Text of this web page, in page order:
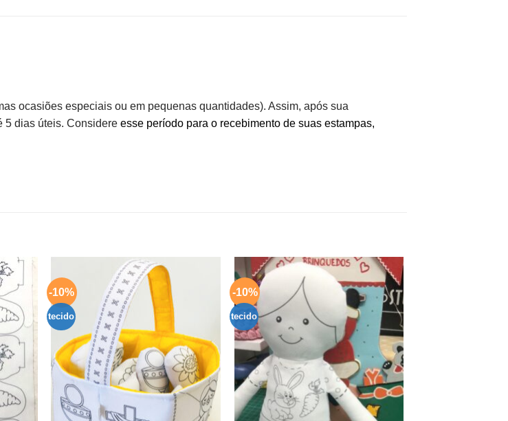
ocasiões especiais ou em pequenas quantidades). Assim, após sua
5 dias úteis. Considere esse período para o recebimento de suas estampas,
aos
meus
-10%
tecido
-10%
tecido
Adicionar
aos
meus
desejos